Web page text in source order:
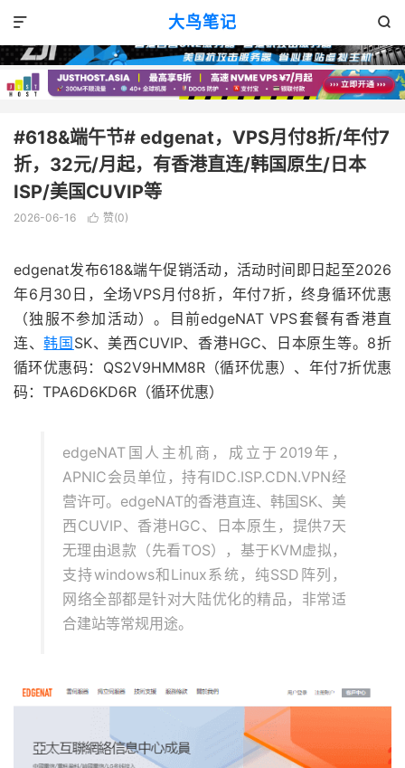
大鸟笔记 

VPS优惠
#618&端午节# edgenat，VPS月付8折/年付7
折，32元/月起，有香港直连/韩国原生/日本
ISP/美国CUVIP等
2026-06-16  赞(0)
edgenat发布618&端午促销活动，活动时间即日起至2026
年6月30日，全场VPS月付8折，年付7折，终身循环优惠
（独服不参加活动）。目前edgeNAT VPS套餐有香港直
连、韩国 SK、美西CUVIP、香港HGC、日本原生等。8折
循环优惠码：QS2V9HMM8R（循环优惠）、年付7折优惠
码：TPA6D6KD6R（循环优惠）
edgeNAT国人主机商，成立于2019年，
APNIC会员单位，持有IDC.ISP.CDN.VPN经
营许可。edgeNAT的香港直连、韩国SK、美
西CUVIP、香港HGC、日本原生，提供7天
无理由退款（先看TOS），基于KVM虚拟，
支持windows和Linux系统，纯SSD阵列，
网络全部都是针对大陆优化的精品，非常适
合建站等常规用途。